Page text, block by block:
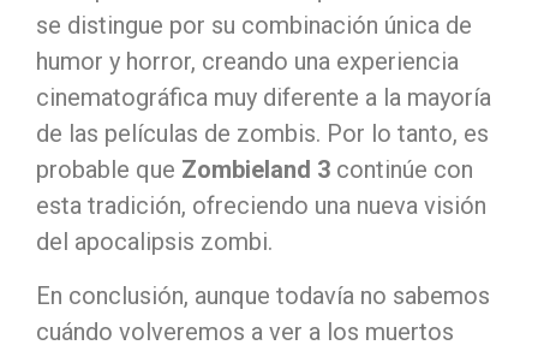
se distingue por su combinación única de
humor y horror, creando una experiencia
cinematográfica muy diferente a la mayoría
de las películas de zombis. Por lo tanto, es
probable que Zombieland 3 continúe con
esta tradición, ofreciendo una nueva visión
del apocalipsis zombi.
En conclusión, aunque todavía no sabemos
cuándo volveremos a ver a los muertos